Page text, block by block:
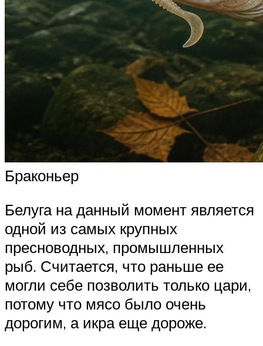
Браконьер
Белуга на данный момент является
одной из самых крупных
пресноводных, промышленных
рыб. Считается, что раньше ее
могли себе позволить только цари,
потому что мясо было очень
дорогим, а икра еще дороже.